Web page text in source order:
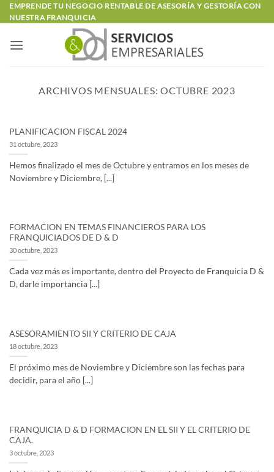
Saltar
al
EMPRENDE TU NEGOCIO RENTABLE DE ASESORÍA Y GESTORÍA CON
NUESTRA FRANQUICIA
ARCHIVOS MENSUALES:OCTUBRE 2023
PLANIFICACION FISCAL 2024
31 octubre, 2023
Hemos finalizado el mes de Octubre y entramos en los meses de
Noviembre y Diciembre, [...]
FORMACION EN TEMAS FINANCIEROS PARA LOS
FRANQUICIADOS DE D & D
30 octubre, 2023
Cada vez más es importante, dentro del Proyecto de Franquicia D &
D, darle importancia [...]
ASESORAMIENTO SII Y CRITERIO DE CAJA
18 octubre, 2023
El próximo mes de Noviembre y Diciembre son las fechas para
decidir, para el año [...]
FRANQUICIA D & D FORMACION EN EL SII Y EL CRITERIO DE
CAJA.
3 octubre, 2023